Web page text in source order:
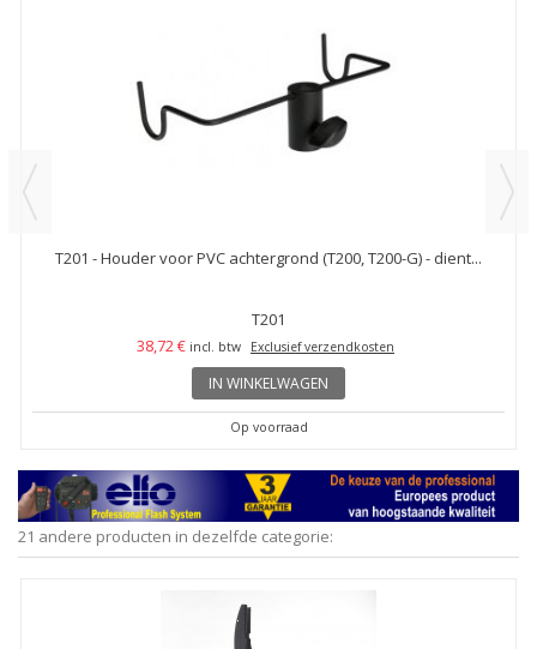
T201 - Houder voor PVC achtergrond (T200, T200-G) - dient...
T201
38,72 € incl. btw Exclusief verzendkosten
IN WINKELWAGEN
Op voorraad
21 andere producten in dezelfde categorie: